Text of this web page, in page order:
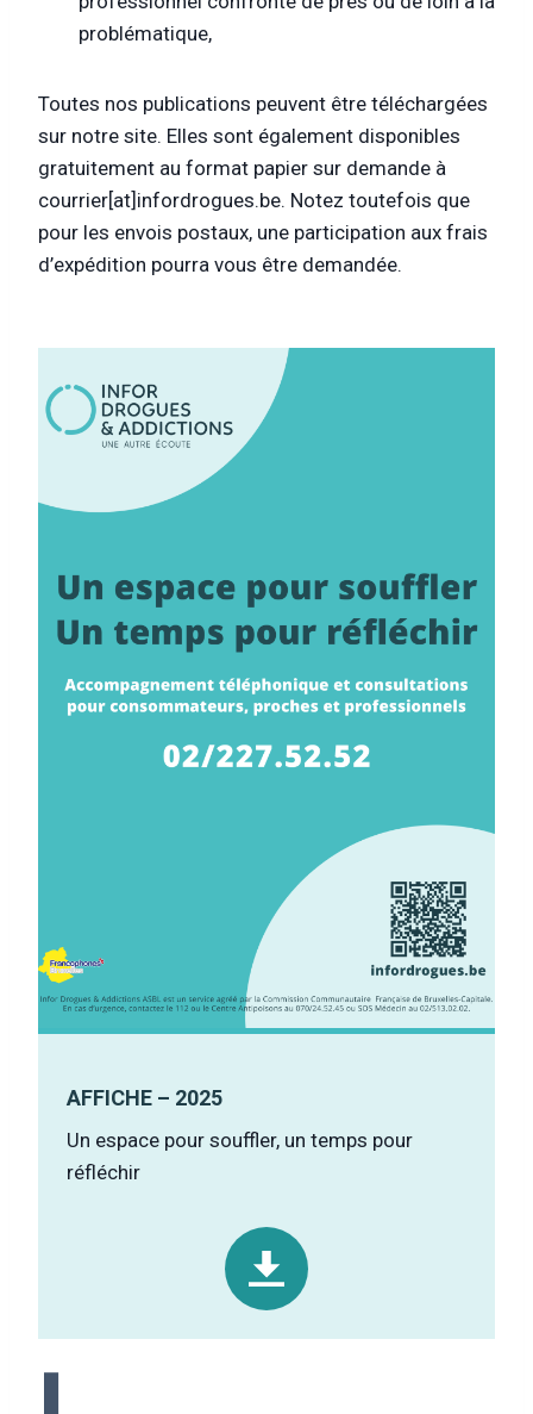
problématique,
Toutes nos publications peuvent être téléchargées
sur notre site. Elles sont également disponibles
gratuitement au format papier sur demande à
courrier[at]infordrogues.be. Notez toutefois que
pour les envois postaux, une participation aux frais
d’expédition pourra vous être demandée.
AFFICHE – 2025
Un espace pour souffler, un temps pour
réfléchir